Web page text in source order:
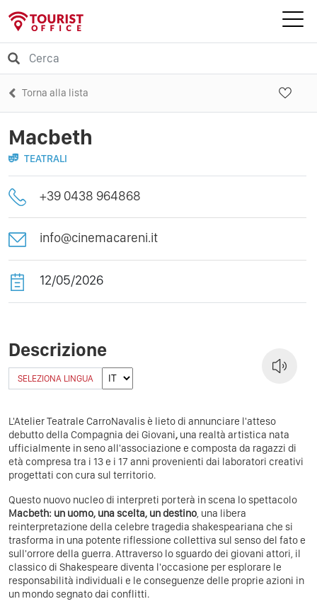
Torna alla lista
Macbeth
TEATRALI
+39 0438 964868
info@cinemacareni.it
12/05/2026
Descrizione
SELEZIONA LINGUA
L'Atelier Teatrale CarroNavalis è lieto di annunciare l'atteso
debutto della Compagnia dei Giovani, una realtà artistica nata
ufficialmente in seno all'associazione e composta da ragazzi di
età compresa tra i 13 e i 17 anni provenienti dai laboratori creativi
progettati con cura sul territorio.
Questo nuovo nucleo di interpreti porterà in scena lo spettacolo
Macbeth: un uomo, una scelta, un destino , una libera
reinterpretazione della celebre tragedia shakespeariana che si
trasforma in una potente riflessione collettiva sul senso del fato e
sull'orrore della guerra. Attraverso lo sguardo dei giovani attori, il
classico di Shakespeare diventa l'occasione per esplorare le
responsabilità individuali e le conseguenze delle proprie azioni in
un mondo segnato dai conflitti.